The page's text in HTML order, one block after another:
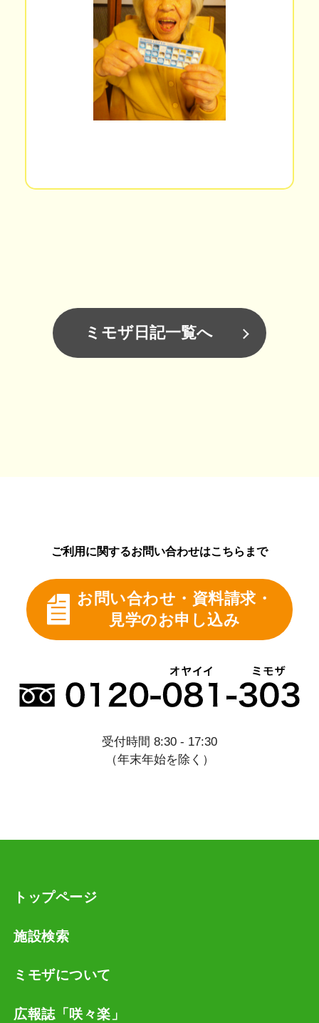
ミモザ日記一覧へ
ご利用に関するお問い合わせはこちらまで
お問い合わせ・資料請求・
見学のお申し込み
受付時間 8:30 - 17:30
（年末年始を除く）
トップページ
施設検索
ミモザについて
広報誌「咲々楽」